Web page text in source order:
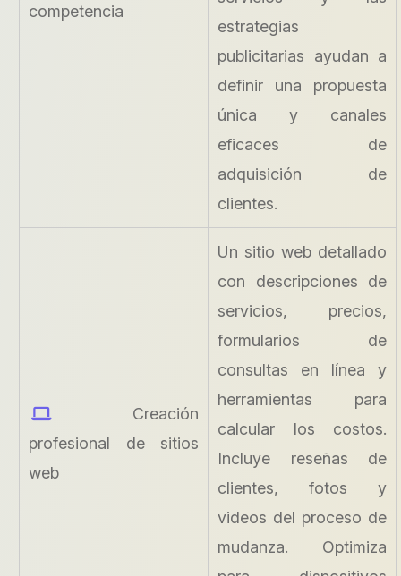
competencia
estrategias
publicitarias ayudan a
definir una propuesta
única y canales
eficaces de
adquisición de
clientes.
Creación
profesional de sitios
web
Un sitio web detallado
con descripciones de
servicios, precios,
formularios de
consultas en línea y
herramientas para
calcular los costos.
Incluye reseñas de
clientes, fotos y
videos del proceso de
mudanza. Optimiza